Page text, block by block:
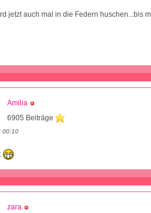
jetzt auch mal in die Federn huschen...bis
Amilia
6905 Beiträge
00:10
zara